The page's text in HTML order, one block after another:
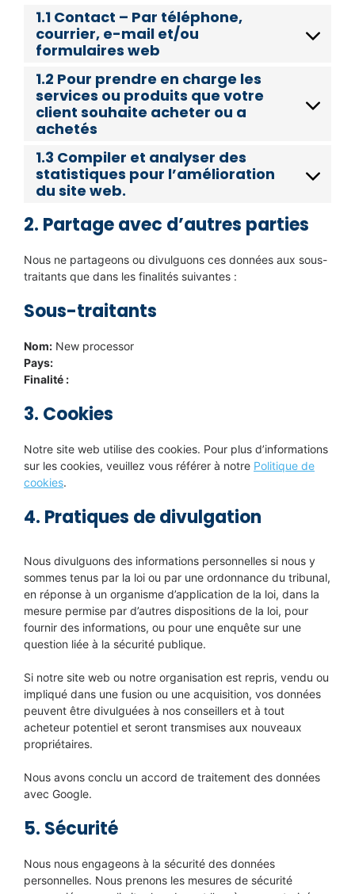
1.1 Contact – Par téléphone,
courrier, e-mail et/ou
formulaires web
1.2 Pour prendre en charge les
services ou produits que votre
client souhaite acheter ou a
achetés
1.3 Compiler et analyser des
statistiques pour l’amélioration
du site web.
2. Partage avec d’autres parties
Nous ne partageons ou divulguons ces données aux sous-
traitants que dans les finalités suivantes :
Sous-traitants
Nom: New processor
Pays:
Finalité :
3. Cookies
Notre site web utilise des cookies. Pour plus d’informations
sur les cookies, veuillez vous référer à notre Politique de
cookies.
4. Pratiques de divulgation
Nous divulguons des informations personnelles si nous y
sommes tenus par la loi ou par une ordonnance du tribunal,
en réponse à un organisme d’application de la loi, dans la
mesure permise par d’autres dispositions de la loi, pour
fournir des informations, ou pour une enquête sur une
question liée à la sécurité publique.
Si notre site web ou notre organisation est repris, vendu ou
impliqué dans une fusion ou une acquisition, vos données
peuvent être divulguées à nos conseillers et à tout
acheteur potentiel et seront transmises aux nouveaux
propriétaires.
Nous avons conclu un accord de traitement des données
avec Google.
5. Sécurité
Nous nous engageons à la sécurité des données
personnelles. Nous prenons les mesures de sécurité